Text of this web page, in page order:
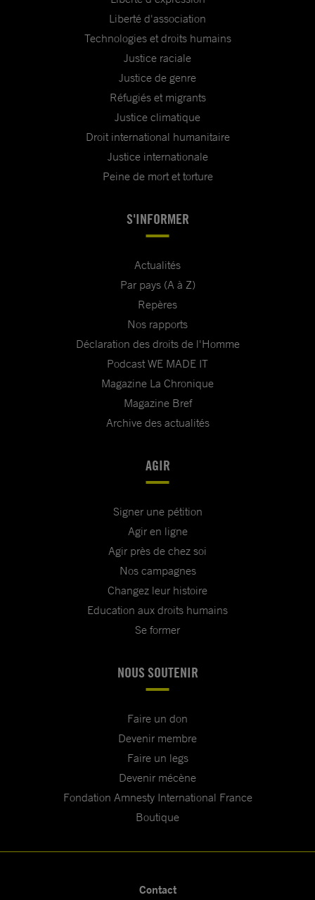
Liberté d'association
Technologies et droits humains
Justice raciale
Justice de genre
Réfugiés et migrants
Justice climatique
Droit international humanitaire
Justice internationale
Peine de mort et torture
S'INFORMER
Actualités
Par pays (A à Z)
Repères
Nos rapports
Déclaration des droits de l'Homme
Podcast WE MADE IT
Magazine La Chronique
Magazine Bref
Archive des actualités
AGIR
Signer une pétition
Agir en ligne
Agir près de chez soi
Nos campagnes
Changez leur histoire
Education aux droits humains
Se former
NOUS SOUTENIR
Faire un don
Devenir membre
Faire un legs
Devenir mécène
Fondation Amnesty International France
Boutique
Contact